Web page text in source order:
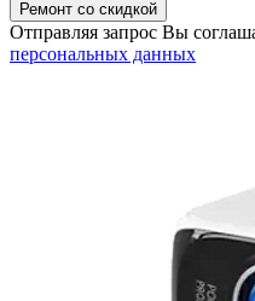
Отправляя запрос Вы
персональных данных